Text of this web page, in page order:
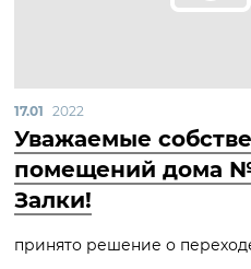
17.01 2022
Уважаемые
помещений дома
Залки!
принято решение о